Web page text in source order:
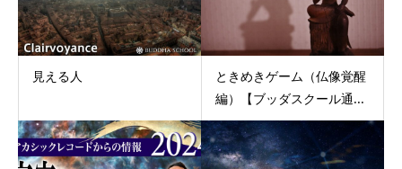
見える人
ときめきゲーム（仏像覚醒
編）【ブッダスクール通...